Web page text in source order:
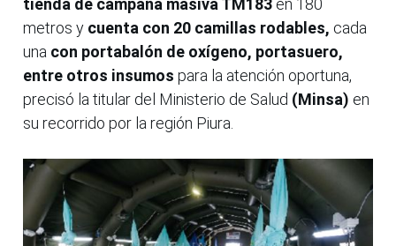
tienda de campaña masiva TM183 en 180
metros y cuenta con 20 camillas rodables, cada
una con portabalón de oxígeno, portasuero,
entre otros insumos para la atención oportuna,
precisó la titular del Ministerio de Salud (Minsa) en
su recorrido por la región Piura.